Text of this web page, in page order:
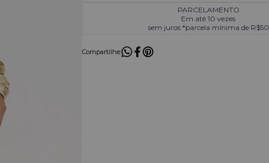
PARCELAMENTO
Em até 10 vezes
sem juros *parcela mínima de R$50
Compartilhe: